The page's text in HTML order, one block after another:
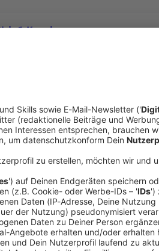
1 Knack
MAD CLUB Für alle weiteren Folgen, folgt uns auf dem
willkommen im MAD CLUB – dem Thomas-
Comedy-Podcasts. Hier wird sich
kommt rein und geht mit uns
was für ein Club wir
Club? Wir finden es zusammen
wir kein Couple-Podcast sind.
Außerdem erzählt Bene von
Player eurer Wahl:
als beim Chiropraktiker. Also
Wir klären heute, was für ein
es zusammen heraus. Und
bekäme dann das Kind – oder